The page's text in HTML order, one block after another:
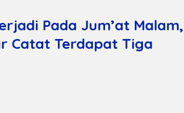
Pada Jum’at Malam,
Catat Terdapat Tiga